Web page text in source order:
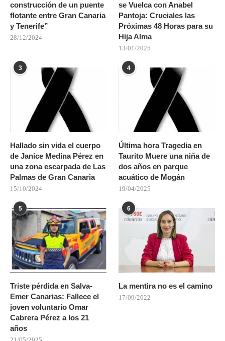
construcción de un puente
flotante entre Gran Canaria
y Tenerife”
28/12/2024
se Vuelca con Anabel
Pantoja: Cruciales las
Próximas 48 Horas para su
Hija Alma
13/01/2025
3
Hallado sin vida el cuerpo
de Janice Medina Pérez en
una zona escarpada de Las
Palmas de Gran Canaria
15/10/2024
4
Última hora Tragedia en
Taurito Muere una niña de
dos años en parque
acuático de Mogán
19/04/2025
5
Triste pérdida en Salva-
Emer Canarias: Fallece el
joven voluntario Omar
Cabrera Pérez a los 21
años
6
La mentira no es el camino
17/09/2022